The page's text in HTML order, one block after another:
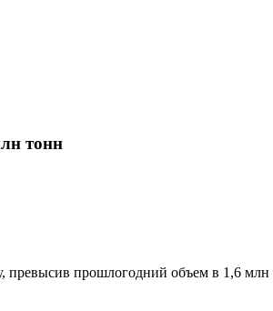
тонн
превысив прошлогодний объем в 1,6